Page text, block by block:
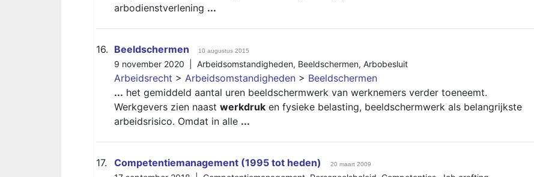
arbodienstverlening ...
16. Beeldschermen 10 augustus 2015
9 november 2020 | Arbeidsomstandigheden, Beeldschermen, Arbobesluit
Arbeidsrecht > Arbeidsomstandigheden > Beeldschermen
... het gemiddeld aantal uren beeldschermwerk van werknemers verder toeneemt.
Werkgevers zien naast werkdruk en fysieke belasting, beeldschermwerk als belangrijkste
arbeidsrisico. Omdat in alle ...
17. Competentiemanagement (1995 tot heden) 20 maart 2009